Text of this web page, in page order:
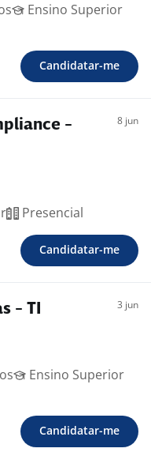
Ensino Superior
Candidatar-me
-
8 jun
Presencial
Candidatar-me
- TI 3 jun
Ensino Superior
Candidatar-me